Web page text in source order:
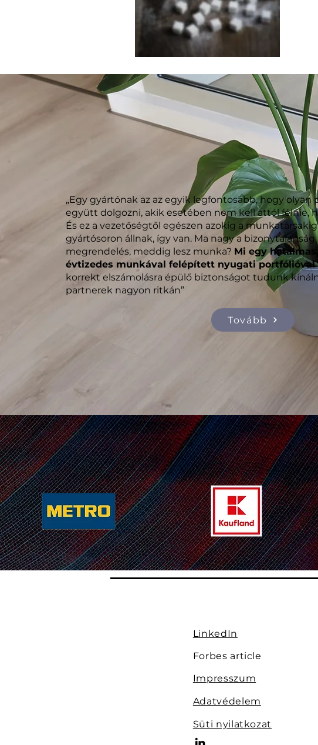
Bővebben
„Egy gyártónak az az egyik legfontosabb, hogy
együtt dolgozni, akik esetében nem kell attól félnie,
És ez a vezetőségtől egészen azokig a
gyártósoron állnak, így van. Ma nagy a
megrendelés, meddig lesz munka? Mi egy
évtizedes munkával felépített nyugati portfólióval
korrekt elszámolásra épülő biztonságot tudunk
partnerek nagyon ritkán”
Tovább
LinkedIn
Forbes article
Impresszum
Adatvédelem
Süti nyilatkozat